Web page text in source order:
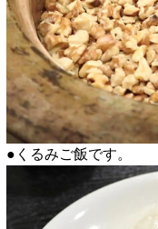
●くるみご飯です。